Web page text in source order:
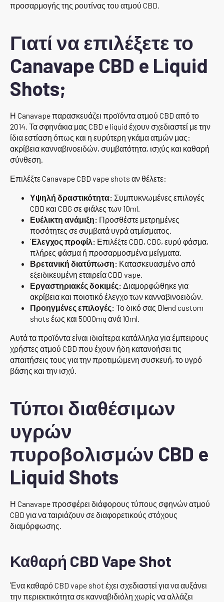
προσαρμογής της ρουτίνας του ατμού CBD.
Γιατί να επιλέξετε το
Canavape CBD e Liquid
Shots;
Η Canavape παρασκευάζει προϊόντα ατμού CBD από το
2014. Τα σφηνάκια μας CBD e liquid έχουν σχεδιαστεί με την
ίδια εστίαση όπως και η ευρύτερη γκάμα ατμών μας:
ακρίβεια κανναβινοειδών, συμβατότητα, ισχύς και καθαρή
σύνθεση.
Επιλέξτε Canavape CBD vape shots αν θέλετε:
Υψηλή δραστικότητα: Συμπυκνωμένες επιλογές
CBD και CBG σε φιάλες των 10ml.
Ευέλικτη ανάμιξη: Προσθέστε μετρημένες
ποσότητες σε συμβατά υγρά ατμίσματος.
Έλεγχος προφίλ: Επιλέξτε CBD, CBG, ευρύ φάσμα,
πλήρες φάσμα ή προσαρμοσμένα μείγματα.
Βρετανική διατύπωση: Κατασκευασμένο από
εξειδικευμένη εταιρεία CBD vape.
Εργαστηριακές δοκιμές: Διαμορφώθηκε για
ακρίβεια και ποιοτικό έλεγχο των κανναβινοειδών.
Προηγμένες επιλογές: Το δικό σας Blend custom
shots έως και 5000mg ανά 10ml.
Αυτά τα προϊόντα είναι ιδιαίτερα κατάλληλα για έμπειρους
χρήστες ατμού CBD που έχουν ήδη κατανοήσει τις
απαιτήσεις τους για την προτιμώμενη συσκευή, το υγρό
βάσης και την ισχύ.
Τύποι διαθέσιμων
υγρών
πυροβολισμών CBD e
Liquid Shots
Η Canavape προσφέρει διάφορους τύπους σφηνών ατμού
CBD για να ταιριάζουν σε διαφορετικούς στόχους
διαμόρφωσης.
Καθαρή CBD Vape Shot
Ένα καθαρό CBD vape shot έχει σχεδιαστεί για να αυξάνει
την περιεκτικότητα σε κανναβιδιόλη χωρίς να αλλάζει